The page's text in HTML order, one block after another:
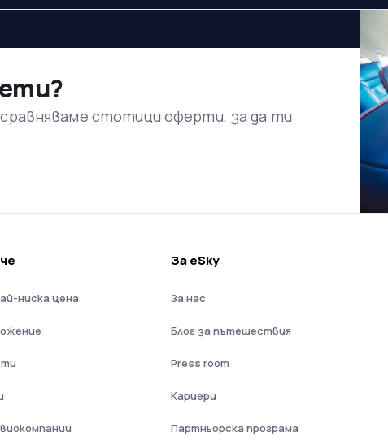
стотици оферти, за да ти
ниска цена
За eSky
За нас
Блог за пътешествия
Press room
Кариери
Партньорска програма